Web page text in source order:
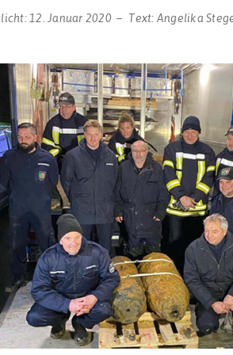
12. Januar 2020 Text: Angelika